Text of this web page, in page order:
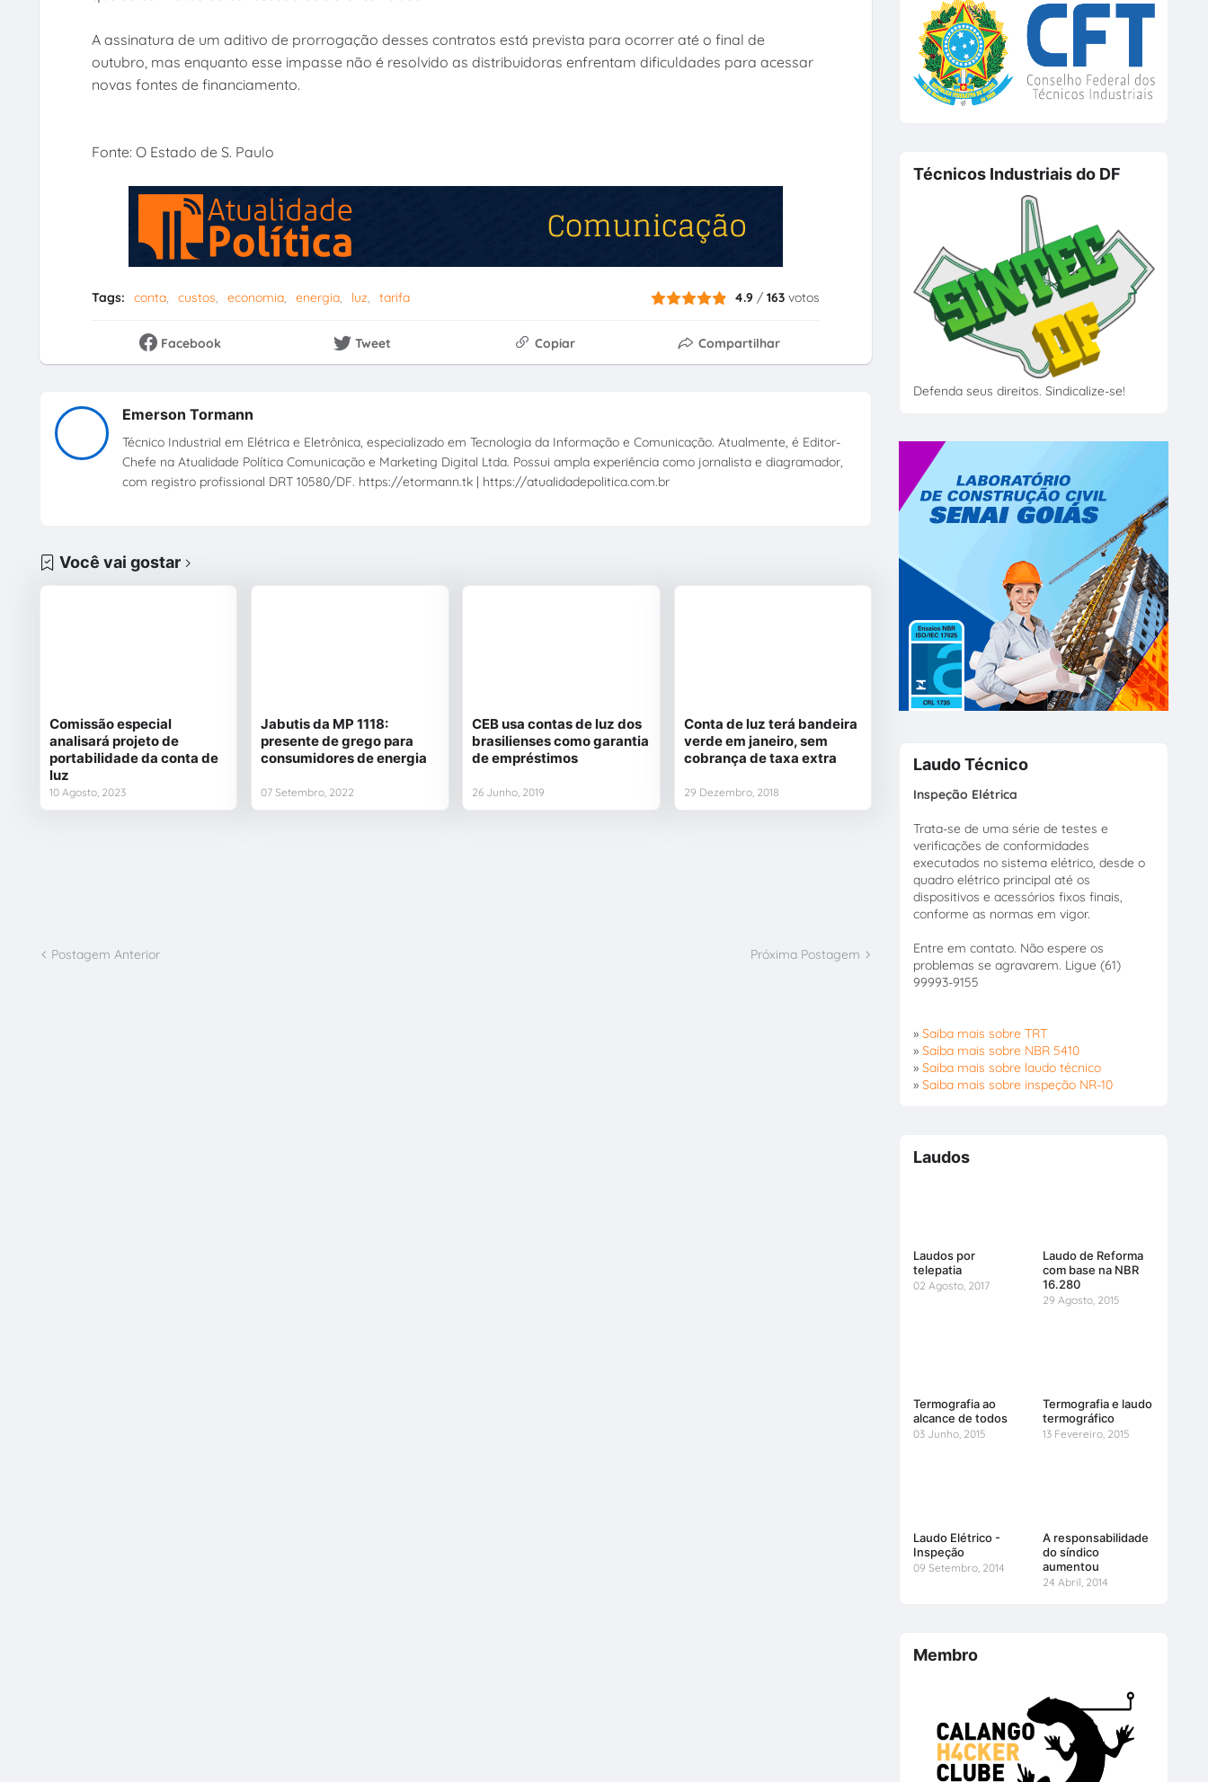
A assinatura de um aditivo de prorrogação desses contratos está prevista para ocorrer até o final de
outubro, mas enquanto esse impasse não é resolvido as distribuidoras enfrentam dificuldades para acessar
novas fontes de financiamento.
Fonte: O Estado de S. Paulo
Tags: conta custos economia energia luz tarifa 4.9 /163 votos
Facebook Tweet Copiar Compartilhar
Emerson Tormann
Técnico Industrial em Elétrica e Eletrônica, especializado em Tecnologia da Informação e Comunicação. Atualmente, é Editor-
Chefe na Atualidade Política Comunicação e Marketing Digital Ltda. Possui ampla experiência como jornalista e diagramador,
com registro profissional DRT 10580/DF. https://etormann.tk | https://atualidadepolitica.com.br
Você vai gostar
Comissão especial
analisará projeto de
portabilidade da conta de
luz
10 Agosto, 2023
Jabutis da MP 1118:
presente de grego para
consumidores de energia
07 Setembro, 2022
CEB usa contas de luz dos
brasilienses como garantia
de empréstimos
26 Junho, 2019
Conta de luz terá bandeira
verde em janeiro, sem
cobrança de taxa extra
29 Dezembro, 2018
Postagem Anterior Próxima Postagem
Técnicos Industriais do DF
Defenda seus direitos. Sindicalize-se!
Laudo Técnico
Inspeção Elétrica
Trata-se de uma série de testes e
verificações de conformidades
executados no sistema elétrico, desde o
quadro elétrico principal até os
dispositivos e acessórios fixos finais,
conforme as normas em vigor.
Entre em contato. Não espere os
problemas se agravarem. Ligue (61)
99993-9155
» Saiba mais sobre TRT
» Saiba mais sobre NBR 5410
» Saiba mais sobre laudo técnico
» Saiba mais sobre inspeção NR-10
Laudos
Laudos por
telepatia
02 Agosto, 2017
Laudo de Reforma
com base na NBR
16.280
29 Agosto, 2015
Termografia ao
alcance de todos
03 Junho, 2015
Termografia e laudo
termográfico
13 Fevereiro, 2015
Laudo Elétrico -
Inspeção
09 Setembro, 2014
A responsabilidade
do síndico
aumentou
24 Abril, 2014
Membro